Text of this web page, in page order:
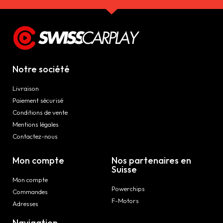
Notre société
Livraison
Paiement sécurisé
Conditions de vente
Mentions légales
Contactez-nous
Mon compte
Mon compte
Commandes
Adresses
Nos partenaires en
Suisse
Powerchips
F-Motors